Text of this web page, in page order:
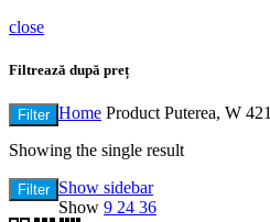
close
Filtrează după preț
Filter Home Product Puterea, W 421
Showing the single result
Filter Show sidebar
Show 9 24 36